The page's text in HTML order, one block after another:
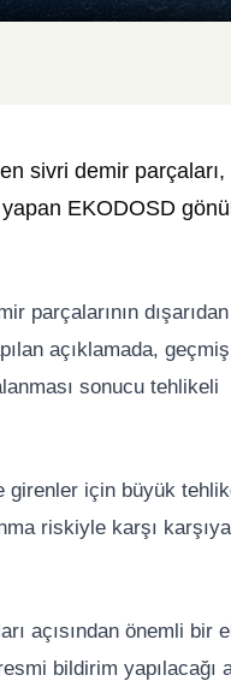
sivri demir parçaları,
EKODOSD
parçalarının
açıklamada,
sonucu tehlikeli
girenler için büyük
riskiyle karşı karşıya
açısından önemli bir
bildirim yapılacağı